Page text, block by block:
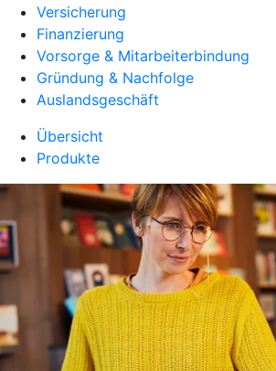
Versicherung
Finanzierung
Vorsorge & Mitarbeiterbindung
Gründung & Nachfolge
Auslandsgeschäft
Übersicht
Produkte